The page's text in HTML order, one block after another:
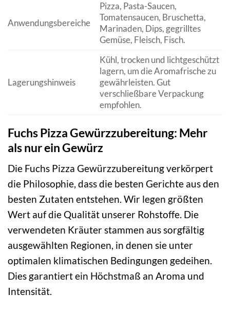
Anwendungsbereiche
Pizza, Pasta-Saucen,
Tomatensaucen, Bruschetta,
Marinaden, Dips, gegrilltes
Gemüse, Fleisch, Fisch.
Lagerungshinweis
Kühl, trocken und lichtgeschützt
lagern, um die Aromafrische zu
gewährleisten. Gut
verschließbare Verpackung
empfohlen.
Fuchs Pizza Gewürzzubereitung: Mehr
als nur ein Gewürz
Die Fuchs Pizza Gewürzzubereitung verkörpert
die Philosophie, dass die besten Gerichte aus den
besten Zutaten entstehen. Wir legen größten
Wert auf die Qualität unserer Rohstoffe. Die
verwendeten Kräuter stammen aus sorgfältig
ausgewählten Regionen, in denen sie unter
optimalen klimatischen Bedingungen gedeihen.
Dies garantiert ein Höchstmaß an Aroma und
Intensität.